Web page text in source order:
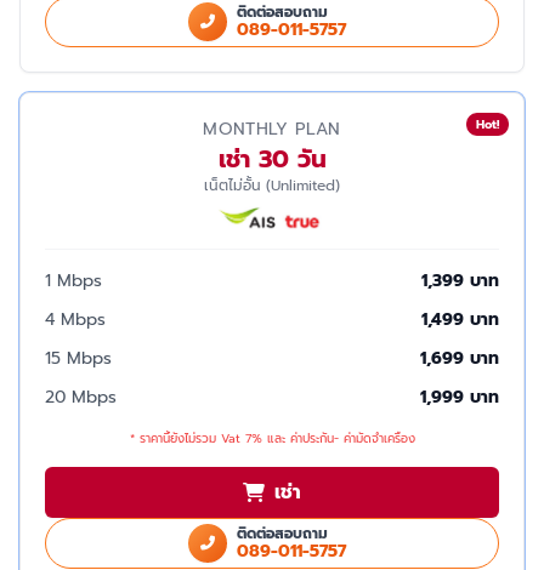
ติดต่อสอบถาม
089-011-5757
Hot!
MONTHLY PLAN
เช่า 30 วัน
เน็ตไม่อั้น (Unlimited)
1 Mbps
1,399 บาท
4 Mbps
1,499 บาท
15 Mbps
1,699 บาท
20 Mbps
1,999 บาท
* ราคานี้ยังไม่รวม Vat 7% และ ค่าประกัน- ค่ามัดจำเครื่อง
เช่า
ติดต่อสอบถาม
089-011-5757